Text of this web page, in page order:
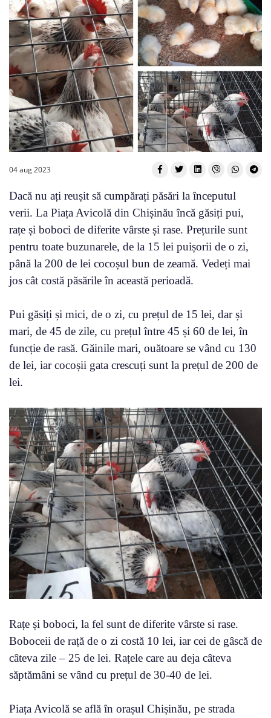
04 aug 2023
Dacă nu ați reușit să cumpărați păsări la începutul
verii. La Piața Avicolă din Chișinău încă găsiți pui,
rațe și boboci de diferite vârste și rase. Prețurile sunt
pentru toate buzunarele, de la 15 lei puișorii de o zi,
până la 200 de lei cocoșul bun de zeamă. Vedeți mai
jos cât costă păsările în această perioadă.
Pui găsiți și mici, de o zi, cu prețul de 15 lei, dar și
mari, de 45 de zile, cu prețul între 45 și 60 de lei, în
funcție de rasă. Găinile mari, ouătoare se vând cu 130
de lei, iar cocoșii gata crescuți sunt la prețul de 200 de
lei.
Rațe și boboci, la fel sunt de diferite vârste si rase.
Boboceii de rață de o zi costă 10 lei, iar cei de gâscă de
câteva zile – 25 de lei. Rațele care au deja câteva
săptămâni se vând cu prețul de 30-40 de lei.
Piața Avicolă se află în orașul Chișinău, pe strada